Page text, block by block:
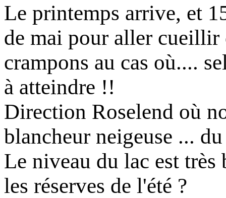
Le printemps arrive, et
de mai pour aller
crampons au cas où....
à atteindre !!
Direction Roselend où
blancheur neigeuse ...
Le niveau du lac est très
les réserves de l'été ?